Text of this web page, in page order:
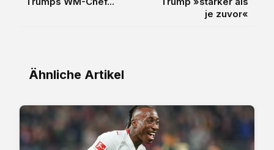
je zuvor«
Ähnliche Artikel